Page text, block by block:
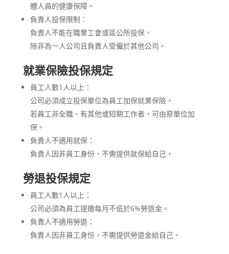
體人員的健康保障。
負責人投保限制：
負責人不能在職業工會或區公所投保。
除非為一人公司且負責人受僱於其他公司。
就業保險投保規定
員工人數1人以上：
公司必須成立投保單位為員工加保就業保險。
若員工非全職、有其他或短期工作者，可由原單位加
保。
負責人不適用就保：
負責人因非員工身份，不需提供就保給自己。
勞退投保規定
員工人數1人以上：
公司必須為員工提繳每月不低於6%勞退金。
負責人不適用勞退：
負責人因非員工身份，不需提供勞退金給自己。